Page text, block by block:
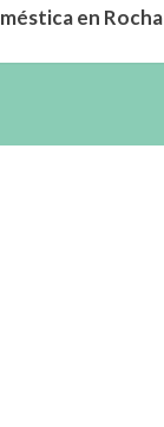
en Rocha